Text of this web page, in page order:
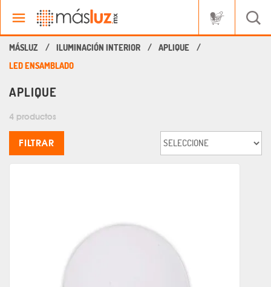
ILUMINACIÓN INTERIOR
APLIQUE
LED ENSAMBLADO
APLIQUE
4 productos
FILTRAR